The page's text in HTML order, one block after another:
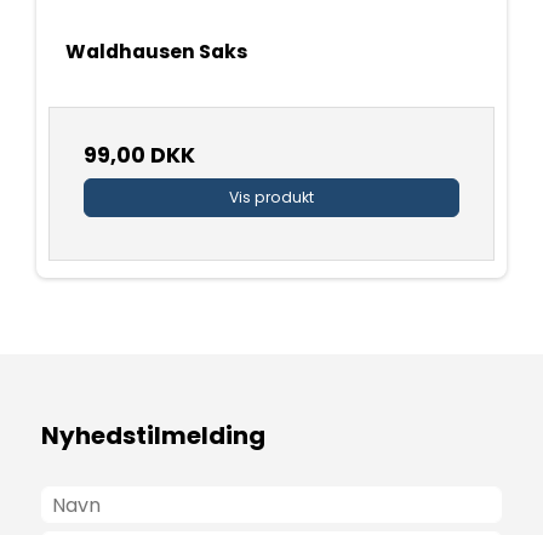
Waldhausen Saks
99,00 DKK
Vis produkt
Nyhedstilmelding